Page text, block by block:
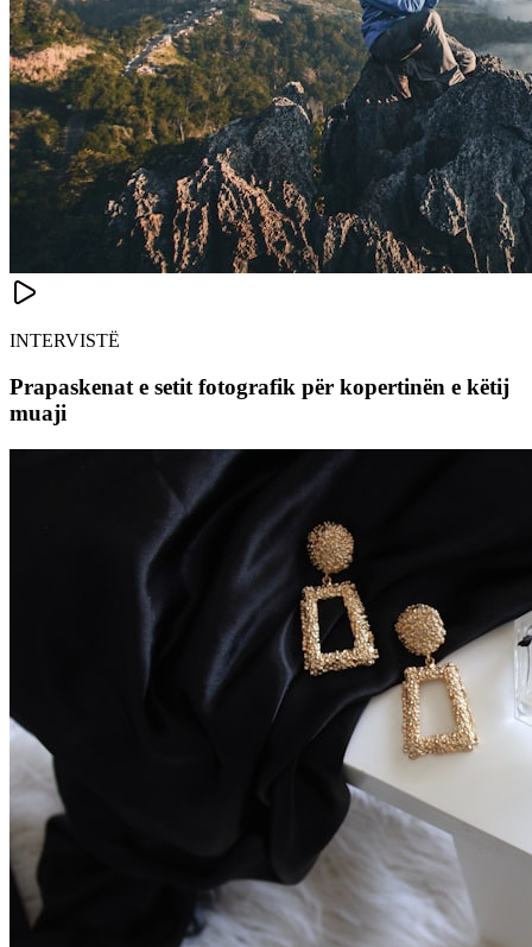
INTERVISTË
Prapaskenat e setit fotografik për kopertinën e këtij
muaji